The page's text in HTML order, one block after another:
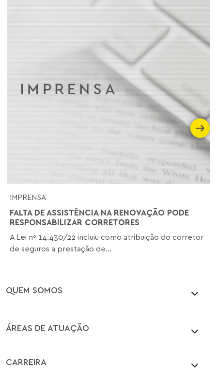
IMPRENSA
FALTA DE ASSISTÊNCIA NA RENOVAÇÃO PODE
RESPONSABILIZAR CORRETORES
A Lei nº 14.430/22 incluiu como atribuição do corretor
de seguros a prestação de...
QUEM SOMOS
ÁREAS DE ATUAÇÃO
CARREIRA